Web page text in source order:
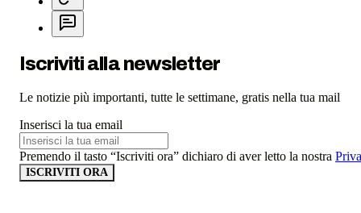
Iscriviti alla newsletter
Le notizie più importanti, tutte le settimane, gratis nella tua mail
Inserisci la tua email
Premendo il tasto “Iscriviti ora” dichiaro di aver letto la nostra
ISCRIVITI ORA